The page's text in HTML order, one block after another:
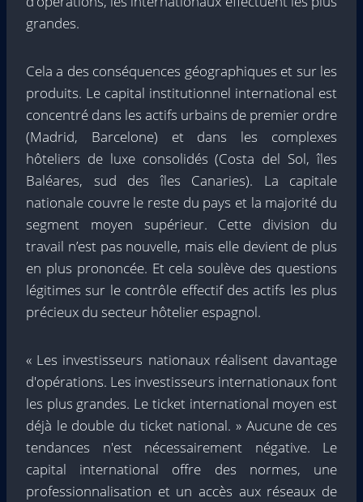
grandes.
Cela a des conséquences géographiques et sur les
produits. Le capital institutionnel international est
concentré dans les actifs urbains de premier ordre
(Madrid, Barcelone) et dans les complexes
hôteliers de luxe consolidés (Costa del Sol, îles
Baléares, sud des îles Canaries). La capitale
nationale couvre le reste du pays et la majorité du
segment moyen supérieur. Cette division du
travail n’est pas nouvelle, mais elle devient de plus
en plus prononcée. Et cela soulève des questions
légitimes sur le contrôle effectif des actifs les plus
précieux du secteur hôtelier espagnol.
« Les investisseurs nationaux réalisent davantage
d'opérations. Les investisseurs internationaux font
les plus grandes. Le ticket international moyen est
déjà le double du ticket national. » Aucune de ces
tendances n'est nécessairement négative. Le
capital international offre des normes, une
professionnalisation et un accès aux réseaux de